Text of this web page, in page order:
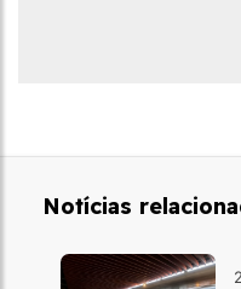
Notícias